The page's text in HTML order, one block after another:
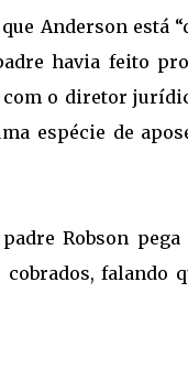
Anderson está
havia feito
o diretor
espécie de
Robson
falando